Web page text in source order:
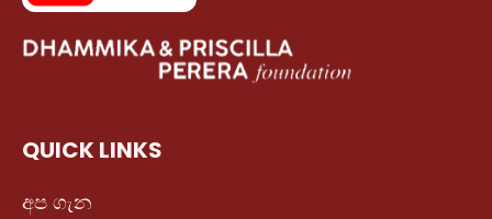
QUICK LINKS
අප ගැන